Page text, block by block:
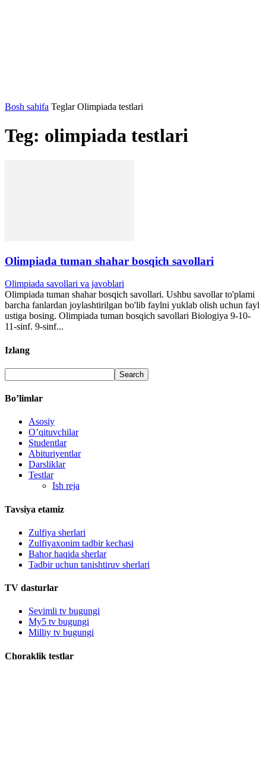
Bosh sahifa Teglar Olimpiada testlari
Teg: olimpiada testlari
Olimpiada tuman shahar bosqich savollari
Olimpiada savollari va javoblari
Olimpiada tuman shahar bosqich savollari. Ushbu savollar to'plami
barcha fanlardan joylashtirilgan bo'lib faylni yuklab olish uchun fayl
ustiga bosing. Olimpiada tuman bosqich savollari Biologiya 9-10-
11-sinf. 9-sinf...
Izlang
Bo’limlar
Asosiy
O’qituvchilar
Studentlar
Abituriyentlar
Darsliklar
Testlar
Ish reja
Tavsiya etamiz
Zulfiya sherlari
Zulfiyaxonim tadbir kechasi
Bahor haqida sherlar
Tadbir uchun tanishtiruv sherlari
TV dasturlar
Sevimli tv bugungi
My5 tv bugungi
Milliy tv bugungi
Choraklik testlar